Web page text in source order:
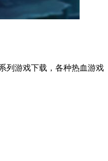
列游戏下载，各种热血游戏